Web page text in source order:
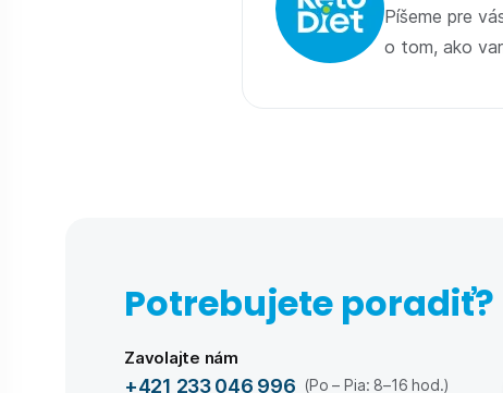
Píšeme pre
o tom, ako
Potrebujete poradiť?
Zavolajte nám
+421 233 046 996 (Po – Pia: 8–16 hod.)